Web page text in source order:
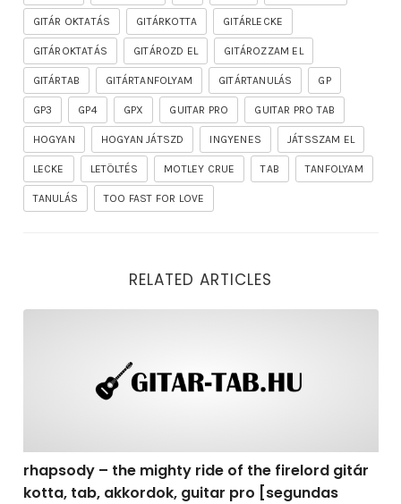
GITÁR OKTATÁS GITÁRKOTTA GITÁRLECKE
GITÁROKTATÁS GITÁROZD EL GITÁROZZAM EL
GITÁRTAB GITÁRTANFOLYAM GITÁRTANULÁS GP
GP3 GP4 GPX GUITAR PRO GUITAR PRO TAB
HOGYAN HOGYAN JÁTSZD INGYENES JÁTSSZAM EL
LECKE LETÖLTÉS MOTLEY CRUE TAB TANFOLYAM
TANULÁS TOO FAST FOR LOVE
RELATED ARTICLES
rhapsody – the mighty ride of the firelord gitár
kotta, tab, akkordok, guitar pro [segundas